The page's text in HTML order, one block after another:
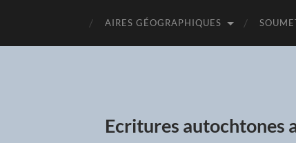
AIRES GÉOGRAPHIQUES
Ecritures autochtones